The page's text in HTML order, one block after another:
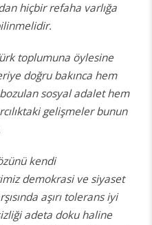
hiçbir refaha varlığa
toplumuna öylesine
doğru bakınca hem
sosyal adalet hem
gelişmeler bunun
kendi
demokrasi ve siyaset
aşırı tolerans iyi
adeta doku haline